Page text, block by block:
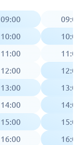
09:00
10:00
11:00
12:00
13:00
14:00
15:00
16:00